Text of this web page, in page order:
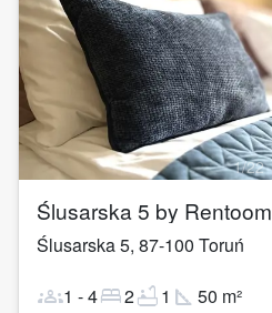
1/22
Ślusarska 5 by Rentoom
Ślusarska 5, 87-100 Toruń
groups1 -4bed2bathtub1 square_foot 50 m²